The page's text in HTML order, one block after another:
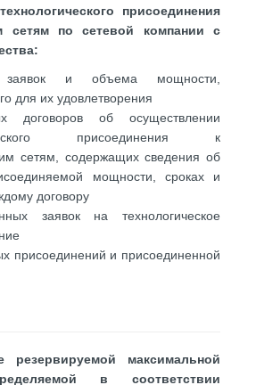
присоединения
сетям по сетевой компании с
заявок и объема мощности,
для их удовлетворения
договоров об осуществлении
присоединения к
сетям, содержащих сведения об
мощности, сроках и
договору
заявок на технологическое
присоединений и присоединенной
резервируемой максимальной
в соответствии